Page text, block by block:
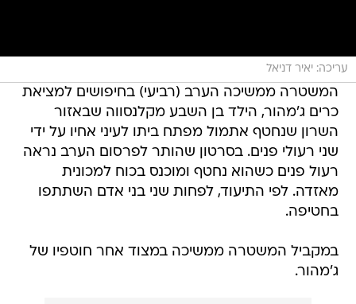
עריכה: יאיר דניאל
המשטרה ממשיכה הערב (רביעי) בחיפושים למציאת
כרים ג'מהור, הילד בן השבע מקלנסווה שבאזור
השרון שנחטף אתמול מפתח ביתו לעיני אחיו על ידי
שני רעולי פנים. בסרטון שהותר לפרסום הערב נראה
רעול פנים כשהוא נחטף ומוכנס בכוח למכונית
מאזדה. לפי התיעוד, לפחות שני בני אדם השתתפו
בחטיפה.
במקביל המשטרה ממשיכה במצוד אחר חוטפיו של
ג'מהור.